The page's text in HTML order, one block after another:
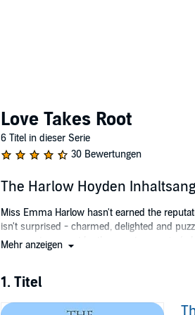
Love Takes Root
6 Titel in dieser Serie
30 Bewertungen
The Harlow Hoyden
Miss Emma Harlow hasn't earned the
isn't surprised - charmed, delighted and
conservatory must be the country cousin
But her vexation doesn't last long. For
seduce exactly, but flirt mercilessly and
Mehr anzeigen
1. Titel